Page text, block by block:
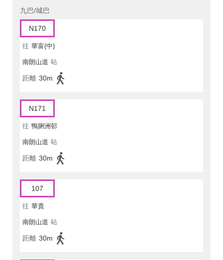
九巴/城巴
N170
往 華富(中)
南朗山道 站
距離 30m
N171
往 鴨脷洲邨
南朗山道 站
距離 30m
107
往 華貴
南朗山道 站
距離 30m